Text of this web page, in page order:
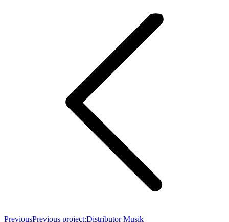
PreviousPrevious project:Distributor Musik